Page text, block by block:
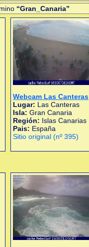
“Gran_Canaria”
Webcam Las Canteras
Lugar: Las Canteras
Isla: Gran Canaria
Región: Islas Canarias
Pais: España
Sitio original (nº 395)